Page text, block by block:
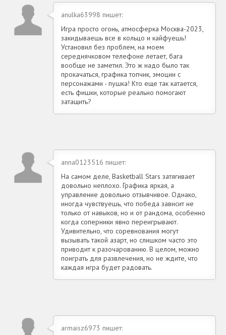
anulka63998 пишет:
Игра просто огонь, атмосферка Москва-2023,
закидываешь все в кольцо и кайфуешь!
Установил без проблем, на моем
середнячковом телефоне летает, бага
вообще не заметил. Это ж надо было так
прокачаться, графика топчик, эмоции с
персонажами - пушка! Кто еще так катается,
есть фишки, которые реально помогают
затащить?
anna0123516 пишет:
На самом деле, Basketball Stars затягивает
довольно неплохо. Графика яркая, а
управление довольно отзывчивое. Однако,
иногда чувствуешь, что победа зависит не
только от навыков, но и от рандома, особенно
когда соперники явно переигрывают.
Удивительно, что соревнования могут
вызывать такой азарт, но слишком часто это
приводит к разочарованию. В целом, можно
поиграть для развлечения, но не ждите, что
каждая игра будет радовать.
armaisz6973 пишет: